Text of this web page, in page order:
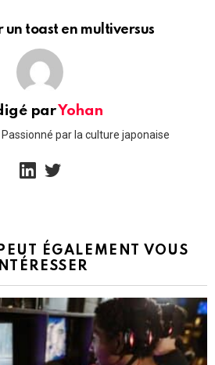
un toast en multiversus
parYohan
par la culture japonaise
linkedin
ÉGALEMENT VOUS